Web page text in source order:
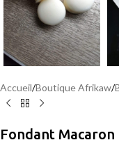
Accueil/Boutique Afrikaw/
Fondant